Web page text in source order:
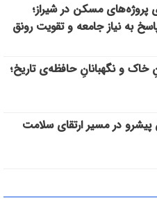
پروژه‌های مسکن در شیراز؛
به نیاز جامعه و تقویت رونق
خاک و نگهبانانِ حافظه‌ی تاریخ؛
پیشرو در مسیر ارتقای سلامت